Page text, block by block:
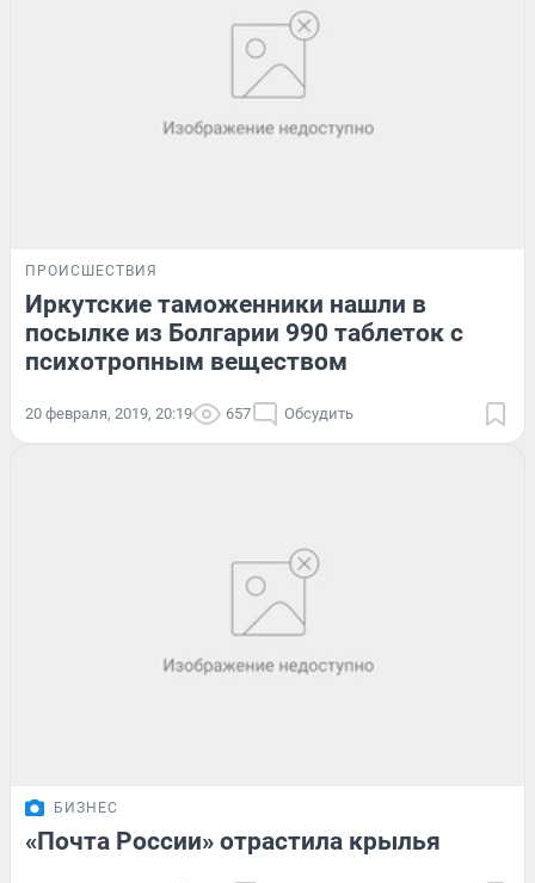
ПРОИСШЕСТВИЯ
Иркутские таможенники нашли в
посылке из Болгарии 990 таблеток с
психотропным веществом
20 февраля, 2019, 20:19 657 Обсудить
БИЗНЕС
«Почта России» отрастила крылья